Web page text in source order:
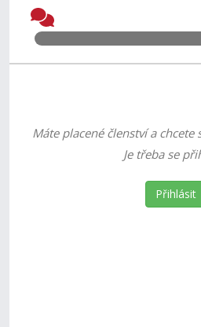
Máte placené členství a
Je třeba se
Přihlásit